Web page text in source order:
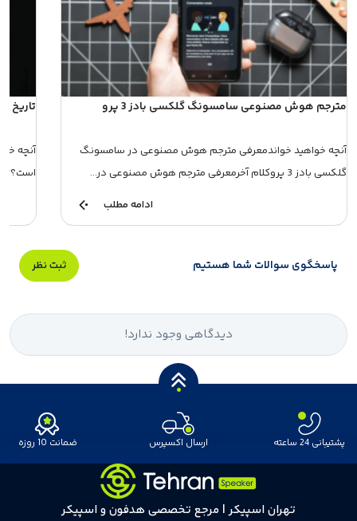
مترجم هوش مصنوعی سامسونگ گلکسی بادز 3 پرو
آنچه خواهید خواندمعرفی مترجم هوش مصنوعی در سامسونگ
گلکسی بادز 3 پروکلام آخرمعرفی مترجم هوش مصنوعی در...
ادامه مطلب
تاریخ
آنچه
پاسخگوی سوالات شما هستیم ثبت نظر
دیدگاهی وجود ندارد!
پشتیبانی 24 ساعته ارسال اکسپرس ضمانت 10 روزه
تهران اسپیکر | مرجع تخصصی هدفون و اسپیکر